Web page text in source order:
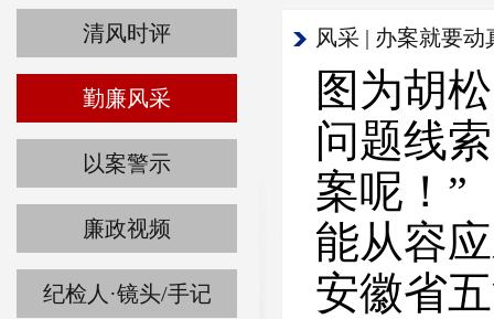
清风时评
勤廉风采
以案警示
廉政视频
纪检人·镜头/手记
风采 | 办案就要
图为胡
问题线
案呢！
能从容
安徽省